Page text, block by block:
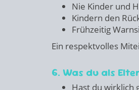
Nie Kinder und
Kindern den
Frühzeitig
Ein respektvolles
6. Was du als
Hast du wirklich